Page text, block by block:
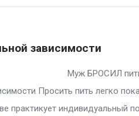
зависимости
Просить пить легко
практикует индивидуальный